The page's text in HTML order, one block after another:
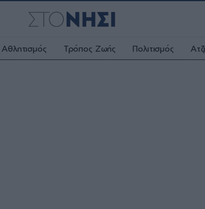
Αθλητισμός Τρόπος Ζωής Πολιτισμός